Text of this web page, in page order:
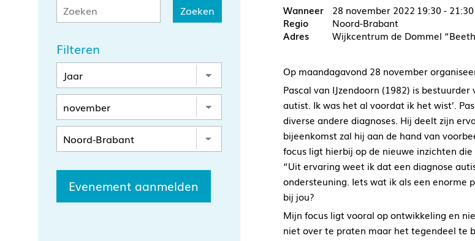
Filteren
Evenement aanmelden
28 november 2022 19:30 - 21:30
Noord-Brabant
Wijkcentrum de Dommel
Op maandagavond 28 november
Pascal van IJzendoorn (1982) is
autist. Ik was het al voordat ik het wist’.
diverse andere diagnoses. Hij deelt zijn
bijeenkomst zal hij aan de hand van
focus ligt hierbij op de nieuwe inzichten
“Uit ervaring weet ik dat een diagnose
ondersteuning. Iets wat ik als een enorme
bij jou?
Mijn focus ligt vooral op ontwikkeling en
niet over te praten maar het tegendeel te